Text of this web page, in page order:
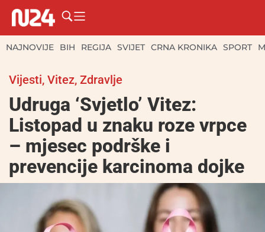
NAJNOVIJE BIH REGIJA SVIJET CRNA KRONIKA SPORT
Vijesti, Vitez, Zdravlje
Udruga ‘Svjetlo’ Vitez:
Listopad u znaku roze vrpce
– mjesec podrške i
prevencije karcinoma dojke